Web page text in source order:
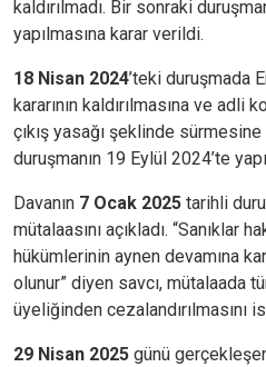
kaldırılmadı. Bir sonraki
yapılmasına karar verildi.
18 Nisan 2024’teki duruşmada
kararının kaldırılmasına ve adli
çıkış yasağı şeklinde
duruşmanın 19 Eylül 2024’te
Davanın 7 Ocak 2025 tarihli
mütalaasını açıkladı. “Sanıklar
hükümlerinin aynen devamına
olunur” diyen savcı, mütalaada
üyeliğinden cezalandırılmasını
29 Nisan 2025 günü